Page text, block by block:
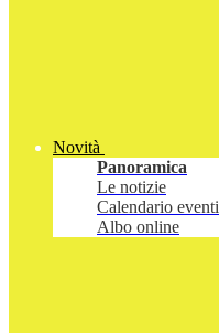
Novità
Panoramica
Le notizie
Calendario eventi
Albo online